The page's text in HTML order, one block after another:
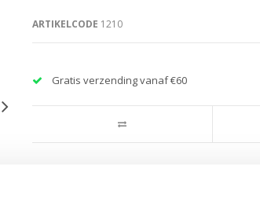
ARTIKELCODE 1210
Gratis verzending vanaf €60